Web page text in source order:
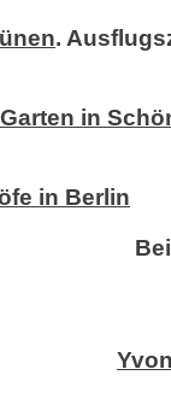
.
in
in Berlin